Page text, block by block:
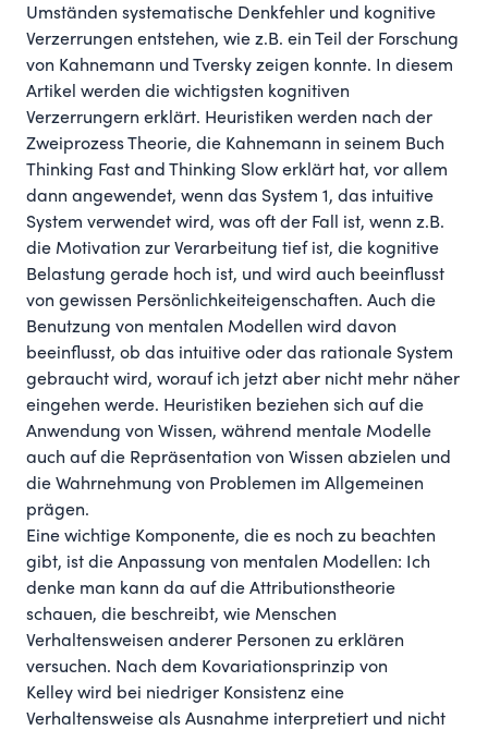
Umständen systematische Denkfehler und kognitive
Verzerrungen entstehen, wie z.B. ein Teil der Forschung
von Kahnemann und Tversky zeigen konnte. In diesem
Artikel werden die wichtigsten kognitiven
Verzerrungern erklärt. Heuristiken werden nach der
Zweiprozess Theorie, die Kahnemann in seinem Buch
Thinking Fast and Thinking Slow erklärt hat, vor allem
dann angewendet, wenn das System 1, das intuitive
System verwendet wird, was oft der Fall ist, wenn z.B.
die Motivation zur Verarbeitung tief ist, die kognitive
Belastung gerade hoch ist, und wird auch beeinflusst
von gewissen Persönlichkeiteigenschaften. Auch die
Benutzung von mentalen Modellen wird davon
beeinflusst, ob das intuitive oder das rationale System
gebraucht wird, worauf ich jetzt aber nicht mehr näher
eingehen werde. Heuristiken beziehen sich auf die
Anwendung von Wissen, während mentale Modelle
auch auf die Repräsentation von Wissen abzielen und
die Wahrnehmung von Problemen im Allgemeinen
prägen.
Eine wichtige Komponente, die es noch zu beachten
gibt, ist die Anpassung von mentalen Modellen: Ich
denke man kann da auf die Attributionstheorie
schauen, die beschreibt, wie Menschen
Verhaltensweisen anderer Personen zu erklären
versuchen. Nach dem Kovariationsprinzip von
Kelley wird bei niedriger Konsistenz eine
Verhaltensweise als Ausnahme interpretiert und nicht